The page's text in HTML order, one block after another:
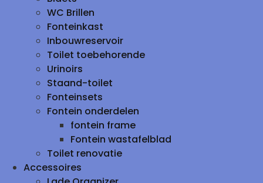
WC Brillen
Fonteinkast
Inbouwreservoir
Toilet toebehorende
Urinoirs
Staand-toilet
Fonteinsets
Fontein onderdelen
fontein frame
Fontein wastafelblad
Toilet renovatie
Accessoires